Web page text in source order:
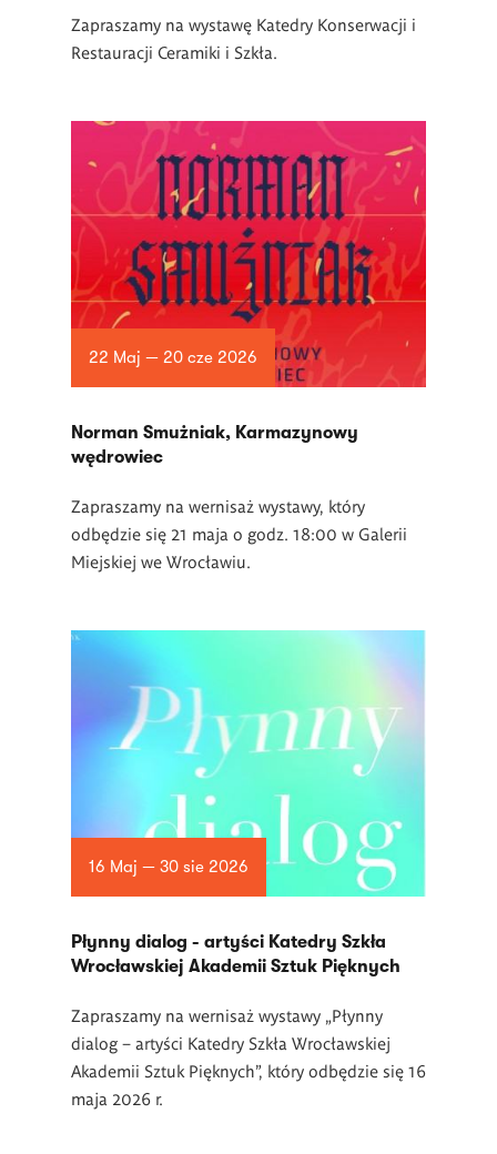
Zapraszamy na wystawę Katedry Konserwacji i
Restauracji Ceramiki i Szkła.
22 Maj — 20 cze 2026
Norman Smużniak, Karmazynowy
wędrowiec
Zapraszamy na wernisaż wystawy, który
odbędzie się 21 maja o godz. 18:00 w Galerii
Miejskiej we Wrocławiu.
16 Maj — 30 sie 2026
Płynny dialog - artyści Katedry Szkła
Wrocławskiej Akademii Sztuk Pięknych
Zapraszamy na wernisaż wystawy „Płynny
dialog – artyści Katedry Szkła Wrocławskiej
Akademii Sztuk Pięknych”, który odbędzie się 16
maja 2026 r.